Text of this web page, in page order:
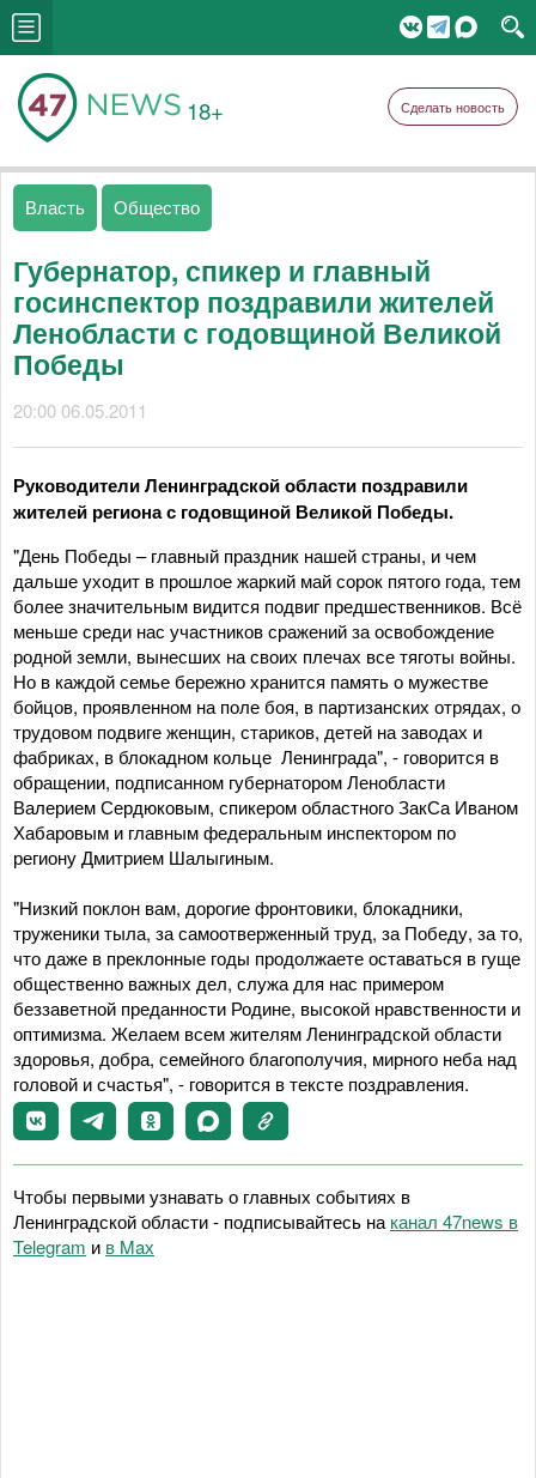
18+ Сделать новость
Власть Общество
Губернатор, спикер и главный
госинспектор поздравили жителей
Ленобласти с годовщиной Великой
Победы
20:00 06.05.2011
Руководители Ленинградской области поздравили
жителей региона с годовщиной Великой Победы.
"День Победы – главный праздник нашей страны, и чем
дальше уходит в прошлое жаркий май сорок пятого года, тем
более значительным видится подвиг предшественников. Всё
меньше среди нас участников сражений за освобождение
родной земли, вынесших на своих плечах все тяготы войны.
Но в каждой семье бережно хранится память о мужестве
бойцов, проявленном на поле боя, в партизанских отрядах, о
трудовом подвиге женщин, стариков, детей на заводах и
фабриках, в блокадном кольце Ленинграда", - говорится в
обращении, подписанном губернатором Ленобласти
Валерием Сердюковым, спикером областного ЗакСа Иваном
Хабаровым и главным федеральным инспектором по
региону Дмитрием Шалыгиным.
"Низкий поклон вам, дорогие фронтовики, блокадники,
труженики тыла, за самоотверженный труд, за Победу, за то,
что даже в преклонные годы продолжаете оставаться в гуще
общественно важных дел, служа для нас примером
беззаветной преданности Родине, высокой нравственности и
оптимизма. Желаем всем жителям Ленинградской области
здоровья, добра, семейного благополучия, мирного неба над
головой и счастья", - говорится в тексте поздравления.
Чтобы первыми узнавать о главных событиях в
Ленинградской области - подписывайтесь на канал 47news в
Telegram и в Maх